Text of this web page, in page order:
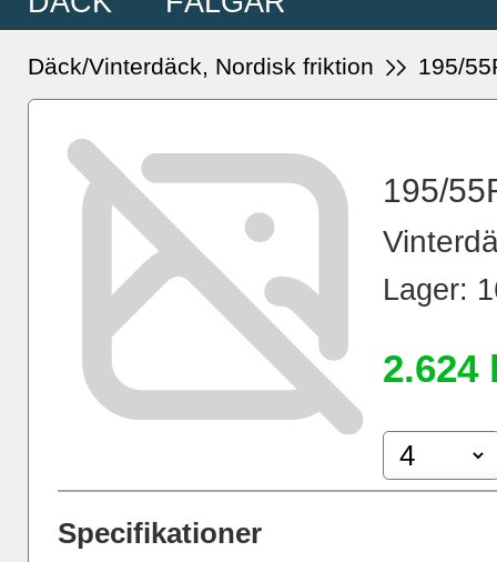
Däck/Vinterdäck, Nordisk friktion 195/
195/
Lager:
2.624
Specifikationer